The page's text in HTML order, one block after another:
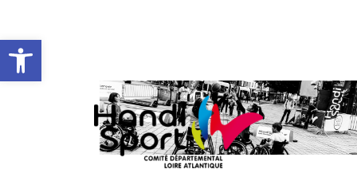
Ouvrir la barre d’outils
content